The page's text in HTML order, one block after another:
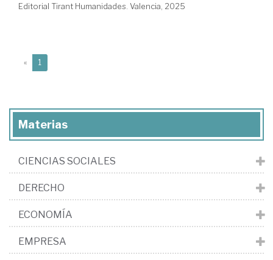
Editorial Tirant Humanidades. Valencia, 2025
« 1
Materias
CIENCIAS SOCIALES
DERECHO
ECONOMÍA
EMPRESA